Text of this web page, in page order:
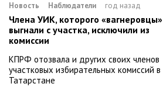
Новость Наблюдатели год назад
Члена УИК, которого «вагнеровцы»
выгнали с участка, исключили из
комиссии
КПРФ отозвала и других своих членов
участковых избирательных комиссий в
Татарстане